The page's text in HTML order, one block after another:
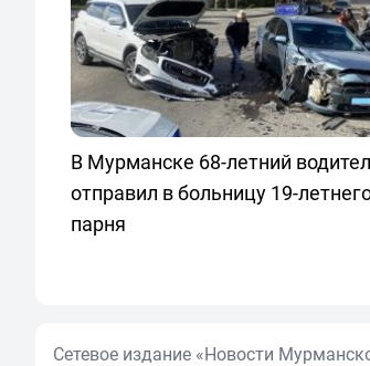
В Мурманске 68-летний
отправил в больницу 19-
парня
Сетевое издание «Новости